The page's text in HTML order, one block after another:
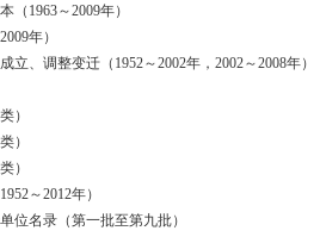
1963～2009年）
年）
、调整变迁（1952～2002年，2002～2008年）
）
）
）
～2012年）
位名录（第一批至第九批）